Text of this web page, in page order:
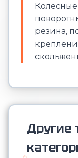
резина,
Другие